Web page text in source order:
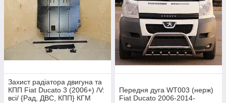
Захист радіатора двигуна та
КПП Fiat Ducato 3 (2006+) /V:
всі/ {Рад, ДВС, КПП} КГМ
Передня дуга WT003 (нерж)
Fiat Ducato 2006-2014-